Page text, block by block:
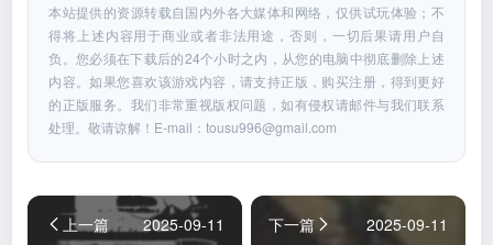
本站提供的资源转载自国内外各大媒体和网络，仅供试玩体验；不
得将上述内容用于商业或者非法用途，否则，一切后果请用户自
负。您必须在下载后的24个小时之内，从您的电脑中彻底删除上述
内容。如果您喜欢该游戏内容，请支持正版，购买注册，得到更好
的正版服务。我们非常重视版权问题，如有侵权请邮件与我们联系
处理。敬请谅解！E-mail：tousu996@gmail.com
上一篇 2025-09-11 下一篇 2025-09-11